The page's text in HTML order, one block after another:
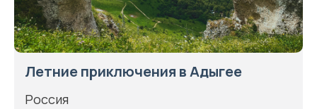
Летние приключения в Адыгее
Россия